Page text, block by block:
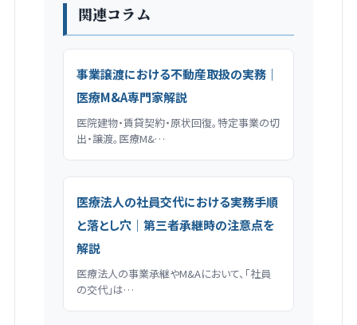
関連コラム
事業譲渡における不動産取扱の実務｜
医療M&A専門家解説
医院建物・賃貸契約・原状回復。特定事業の切
出・譲渡。医療M&…
医療法人の社員交代における実務手順
と落とし穴｜第三者承継時の注意点を
解説
医療法人の事業承継やM&Aにおいて、「社員
の交代」は…